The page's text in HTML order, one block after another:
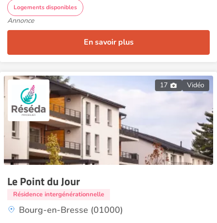
Logements disponibles
Annonce
En savoir plus
17 Vidéo
Le Point du Jour
Résidence intergénérationnelle
Bourg-en-Bresse (01000)